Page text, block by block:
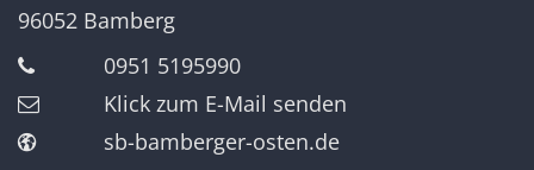
96052 Bamberg
0951 5195990
Klick zum E-Mail senden
sb-bamberger-osten.de